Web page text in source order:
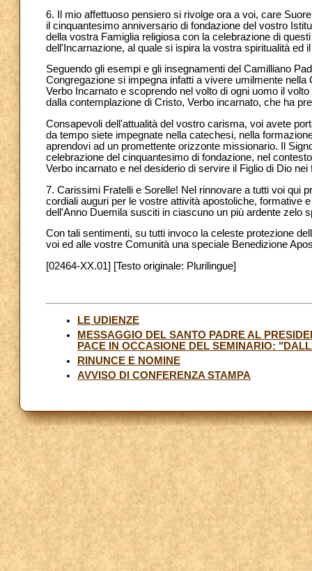
6. Il mio affettuoso pensiero si rivolge ora a voi, care
il cinquantesimo anniversario di fondazione del vostro
della vostra Famiglia religiosa con la celebrazione di
dell'Incarnazione, al quale si ispira la vostra spiritualità ed
Seguendo gli esempi e gli insegnamenti del Camilliano
Congregazione si impegna infatti a vivere umilmente
Verbo Incarnato e scoprendo nel volto di ogni uomo il
dalla contemplazione di Cristo, Verbo incarnato, che ha
Consapevoli dell'attualità del vostro carisma, voi avete
da tempo siete impegnate nella catechesi, nella
aprendovi ad un promettente orizzonte missionario. Il
celebrazione del cinquantesimo di fondazione, nel
Verbo incarnato e nel desiderio di servire il Figlio di Dio
7. Carissimi Fratelli e Sorelle! Nel rinnovare a tutti voi qui
cordiali auguri per le vostre attività apostoliche, formative
dell'Anno Duemila susciti in ciascuno un più ardente zelo
Con tali sentimenti, su tutti invoco la celeste protezione
voi ed alle vostre Comunità una speciale Benedizione
[02464-XX.01] [Testo originale: Plurilingue]
LE UDIENZE
MESSAGGIO DEL SANTO PADRE AL
PACE IN OCCASIONE DEL SEMINARIO:
RINUNCE E NOMINE
AVVISO DI CONFERENZA STAMPA